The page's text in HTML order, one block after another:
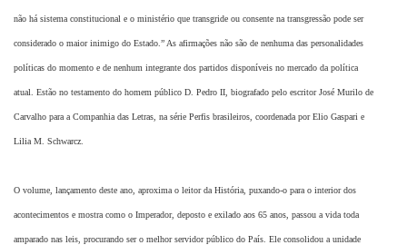
não há sistema constitucional e o ministério que transgride ou consente na transgressão pode ser
considerado o maior inimigo do Estado.” As afirmações não são de nenhuma das personalidades
políticas do momento e de nenhum integrante dos partidos disponíveis no mercado da política
atual. Estão no testamento do homem público D. Pedro II, biografado pelo escritor José Murilo de
Carvalho para a Companhia das Letras, na série Perfis brasileiros, coordenada por Elio Gaspari e
Lilia M. Schwarcz.
O volume, lançamento deste ano, aproxima o leitor da História, puxando-o para o interior dos
acontecimentos e mostra como o Imperador, deposto e exilado aos 65 anos, passou a vida toda
amparado nas leis, procurando ser o melhor servidor público do País. Ele consolidou a unidade